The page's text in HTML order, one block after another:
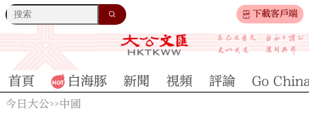
下載客戶端
首頁 白海豚 新聞 視頻 評論 Go
今日大公>>中國